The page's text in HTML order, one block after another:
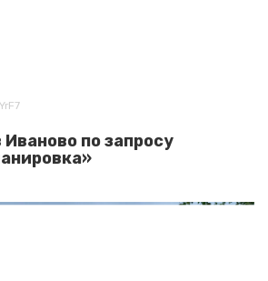
по запросу